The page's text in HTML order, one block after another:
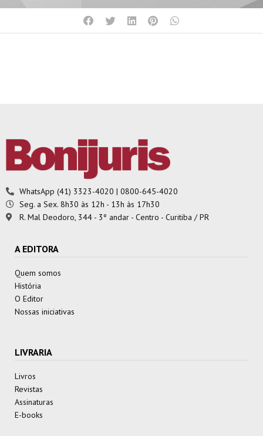
WhatsApp (41) 3323-4020 | 0800-645-4020
Seg. a Sex. 8h30 às 12h - 13h às 17h30
R. Mal Deodoro, 344 - 3º andar - Centro - Curitiba / PR
A EDITORA
Quem somos
História
O Editor
Nossas iniciativas
LIVRARIA
Livros
Revistas
Assinaturas
E-books